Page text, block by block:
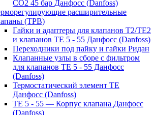
CO2 45 бар Данфосс (Danfoss)
расширительные
(ТРВ)
Гайки и адаптеры для клапанов T2/TE2
и клапанов TE 5 - 55 Данфосс (Danfoss)
Переходники под пайку и гайки Ридан
Клапанные узлы в сборе с фильтром
для клапанов TE 5 - 55 Данфосс
(Danfoss)
Термостатический элемент TE
Данфосс (Danfoss)
TE 5 - 55 — Корпус клапана Данфосс
(Danfoss)